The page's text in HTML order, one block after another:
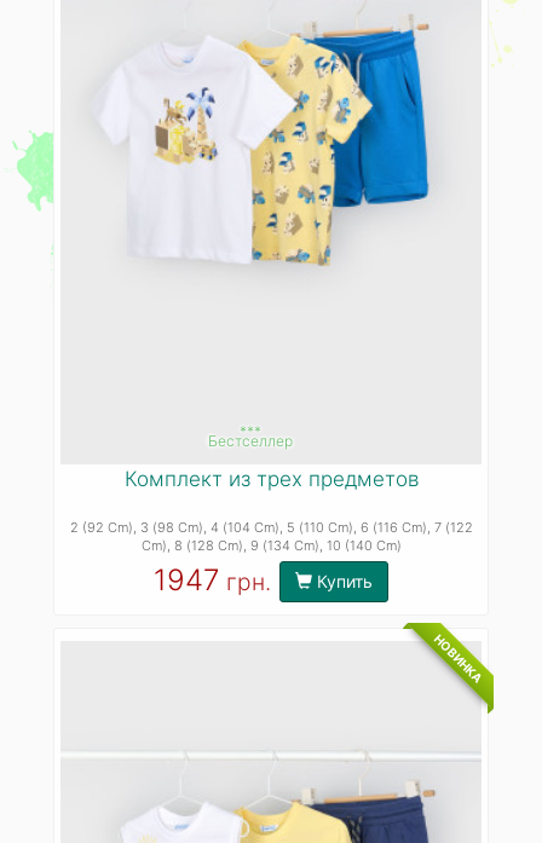
***
Бестселлер
Комплект из трех предметов
2 (92 Cm) , 3 (98 Cm) , 4 (104 Cm) , 5 (110 Cm) , 6 (116 Cm) , 7 (122
Cm) , 8 (128 Cm) , 9 (134 Cm) , 10 (140 Cm)
1947 грн. Купить
НОВИНКА